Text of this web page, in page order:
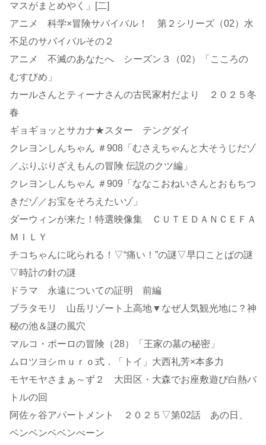
マスがまとめやく」[二]
アニメ 科学×冒険サバイバル！ 第２シリーズ（02）水
不足のサバイバルその２
アニメ 不滅のあなたへ シーズン３（02）「こころの
むすびめ」
カールさんとティーナさんの古民家村だより ２０２５冬
春
ギョギョッとサカナ★スター テングダイ
クレヨンしんちゃん ＃908「むさえちゃんと大そうじだゾ
／ぶりぶりざえもんの冒険 伝説のクツ編」
クレヨンしんちゃん ＃909「ななこおねいさんとおもちつ
きだゾ／お宝をそろえたいゾ」
ダーウィンが来た！特選映像集 ＣＵＴＥＤＡＮＣＥＦＡ
ＭＩＬＹ
チコちゃんに叱られる！▽“痛い！”の謎▽早口ことばの謎
▽時計の針の謎
ドラマ 永遠についての証明 前編
ブラタモリ 山岳リゾート上高地▼なぜ人気観光地に？神
秘の池＆謎の風穴
マルコ・ポーロの冒険（28）「王家の墓の秘密」
ムロツヨシｍｕｒｏ式．「トイ」大西礼芳×本多力
モヤモヤさまぁ～ず２ 大田区・大森でお座敷遊び白熱バ
トルの回
阿佐ヶ谷アパートメント ２０２５▽第02話 あの日、
ベンベンベベンべーン